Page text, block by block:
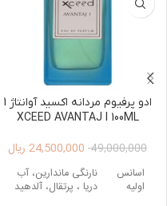
ادو پرفیوم مردانه اکسید آوانتاژ 1
XCEED AVANTAJ I 100ML
49,000,000
24,500,000 ریال
اسانس
اولیه
نارنگی ماندارین، آب
دریا ، پرتقال، آلدهید